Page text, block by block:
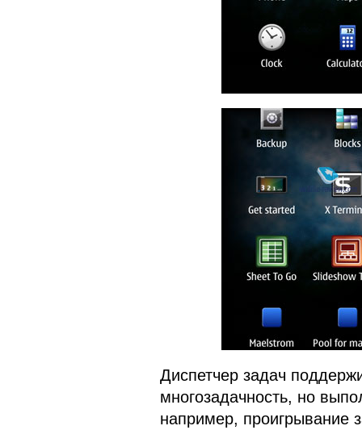
Диспетчер задач
многозадачность, но
например, проигрывание